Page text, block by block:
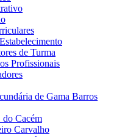
de Turma
Profissionais
de Gama Barros
do Cacém
Carvalho